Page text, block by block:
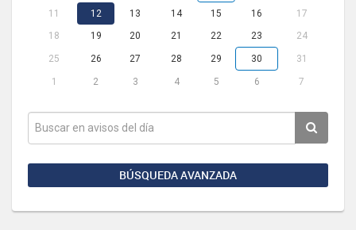
11 12 13 14 15 16
17
18
19 20 21 22 23 24
25 26 27 28 29 30 31
1 2 3 4 5 6 7
BÚSQUEDA AVANZADA